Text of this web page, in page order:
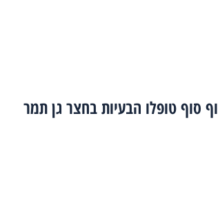
סוף טופלו הבעיות בחצר גן תמר